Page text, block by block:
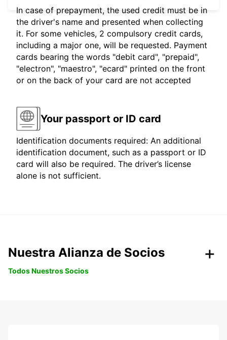
In case of prepayment, the used credit must be in
the driver's name and presented when collecting
it. For some vehicles, 2 compulsory credit cards,
including a major one, will be requested. Payment
cards bearing the words "debit card", "prepaid",
"electron", "maestro", "ecard" printed on the front
or on the back of your card are not accepted
Your passport or ID card
Identification documents required: An additional
identification document, such as a passport or ID
card will also be required. The driver’s license
alone is not sufficient.
Nuestra Alianza de Socios
Todos Nuestros Socios